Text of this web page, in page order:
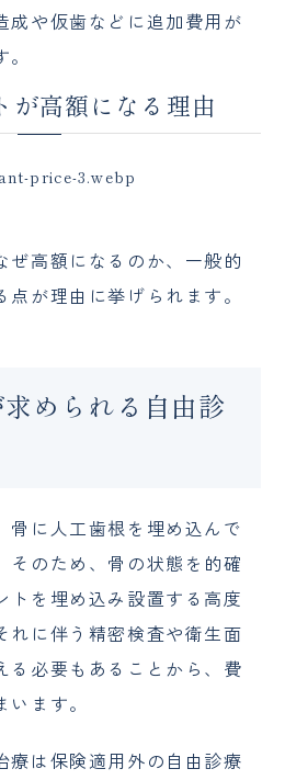
成や仮歯などに追加費用が
が高額になる理由
ぜ高額になるのか、一般的
が理由に挙げられます。
められる自由診
骨に人工歯根を埋め込んで
そのため、骨の状態を的確
トを埋め込み設置する高度
れに伴う精密検査や衛生面
る必要もあることから、費
ます。
療は保険適用外の自由診療